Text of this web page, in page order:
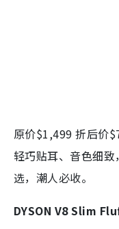
原价$1,499 折后价
轻巧贴耳、音色细
选，潮人必收。
DYSON V8 Slim